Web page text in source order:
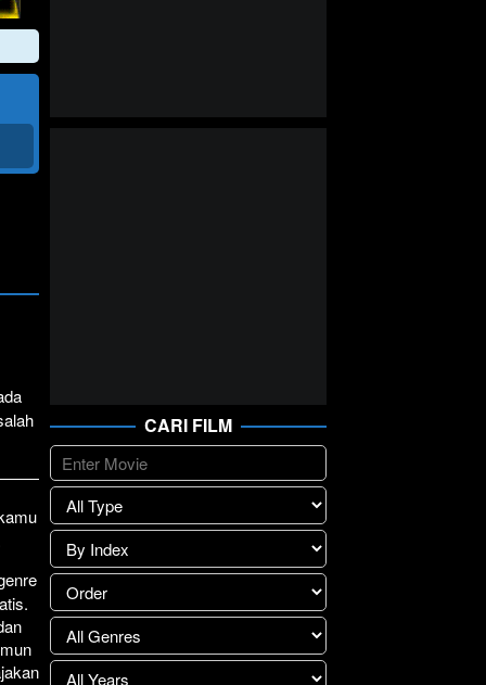
CARI FILM